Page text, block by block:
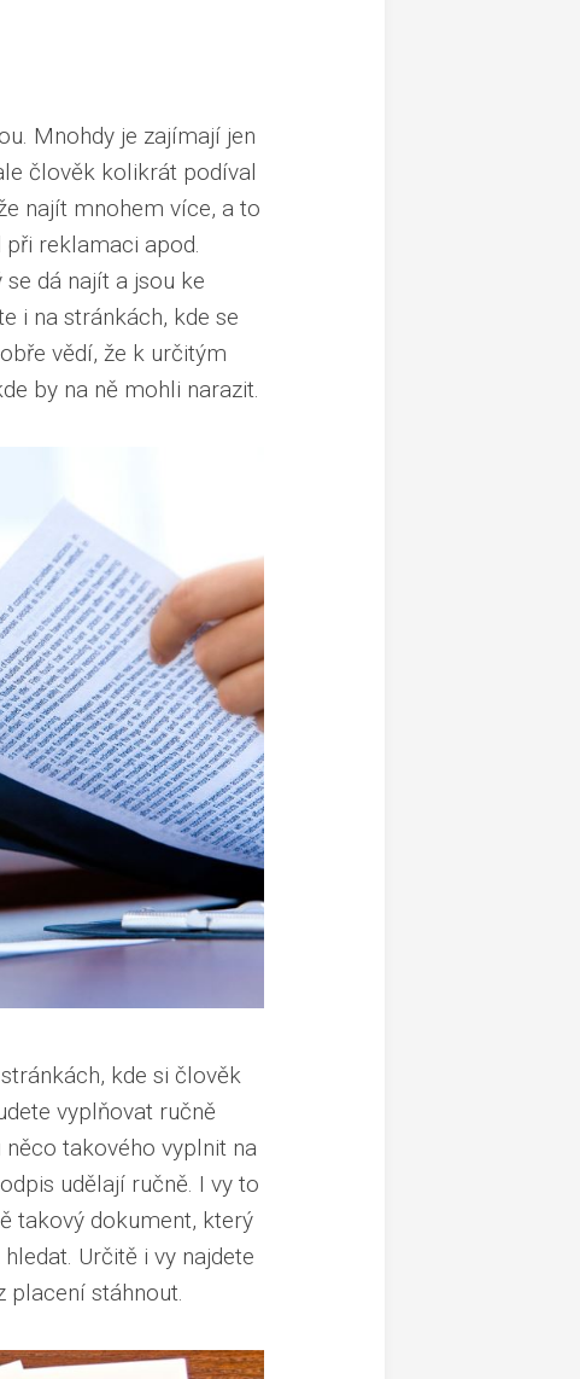
Mnohdy je zajímají jen
člověk kolikrát podíval
najít mnohem více, a to
reklamaci apod.
dá najít a jsou ke
i na stránkách, kde se
vědí, že k určitým
by na ně mohli narazit.
kde si člověk
vyplňovat ručně
takového vyplnit na
udělají ručně. I vy to
takový dokument, který
Určitě i vy najdete
placení stáhnout.